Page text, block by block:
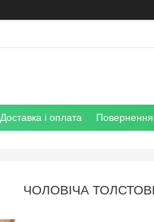
Доставка і оплата Повернення
ЧОЛОВІЧА